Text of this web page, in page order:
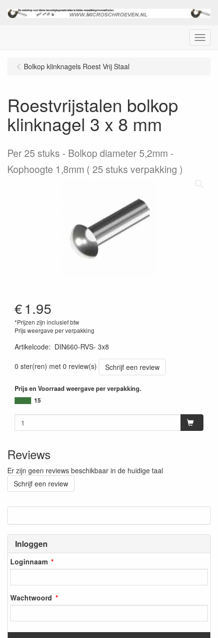
Menu
Inloggen
Loginnaam
Wachtwoord
Bolkop klinknagels Roest Vrij Staal
Roestvrijstalen bolkop
klinknagel 3 x 8 mm
Per 25 stuks
Bolkop diameter 5,2mm -
Kophoogte 1,8mm ( 25 stuks verpakking )
€1.95
*Prijzen zijn inclusief btw
Prijs weergave per verpakking
Artikelcode: DIN660-RVS- 3x8
0 ster(ren) met 0 review(s)
Schrijf een review
Prijs en Voorraad weergave per verpakking.
15
Reviews
Er zijn geen reviews beschikbaar in de huidige taal
Schrijf een review